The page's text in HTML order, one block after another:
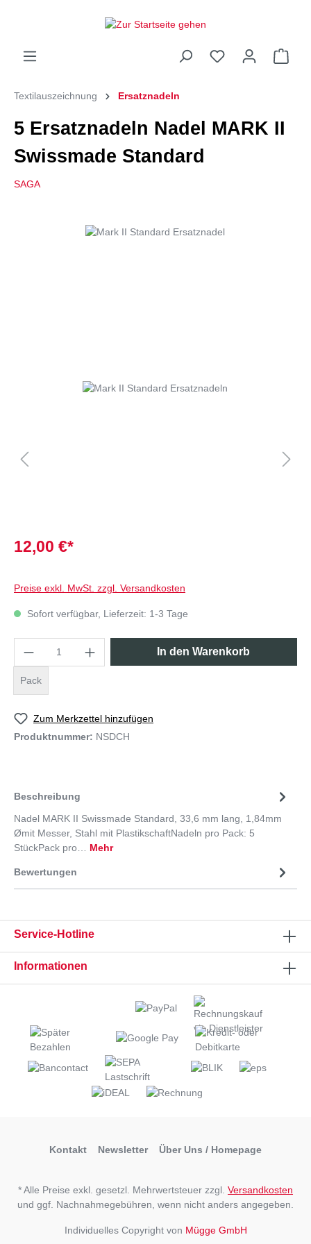
Textilauszeichnung Ersatznadeln
5 Ersatznadeln Nadel MARK II
Swissmade Standard
SAGA
12,00 €*
Preise exkl. MwSt. zzgl. Versandkosten
Sofort verfügbar, Lieferzeit: 1-3 Tage
Pack
In den Warenkorb
Zum Merkzettel hinzufügen
Produktnummer: NSDCH
Beschreibung
Nadel MARK II Swissmade Standard, 33,6 mm lang, 1,84mm
Ømit Messer, Stahl mit PlastikschaftNadeln pro Pack: 5
StückPack pro… Mehr
Bewertungen
Service-Hotline
Informationen
Kontakt Newsletter Über Uns / Homepage
* Alle Preise exkl. gesetzl. Mehrwertsteuer zzgl. Versandkosten
und ggf. Nachnahmegebühren, wenn nicht anders angegeben.
Individuelles Copyright von Mügge GmbH